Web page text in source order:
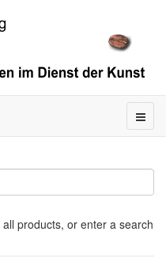
products, or enter a search